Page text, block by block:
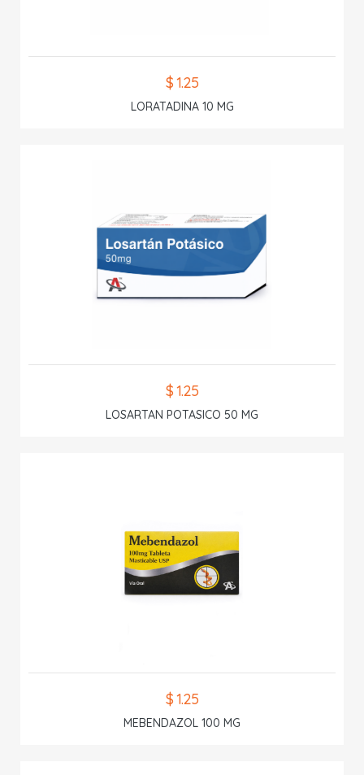
$ 1.25
LORATADINA 10 MG
$ 1.25
LOSARTAN POTASICO 50 MG
$ 1.25
MEBENDAZOL 100 MG